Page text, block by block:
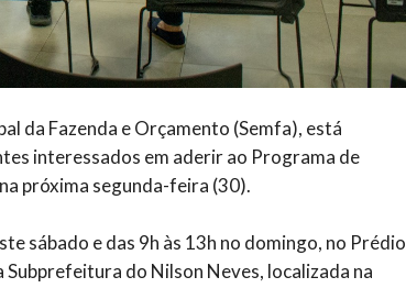
da Fazenda e Orçamento (Semfa), está
interessados em aderir ao Programa de
próxima segunda-feira (30).
sábado e das 9h às 13h no domingo, no Prédio
do Nilson Neves, localizada na